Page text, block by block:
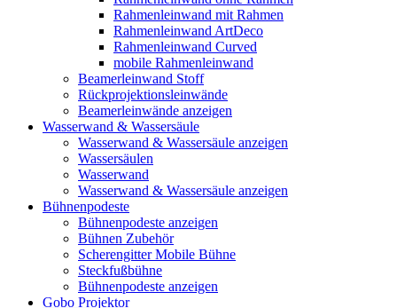
Rahmenleinwand mit Rahmen
Rahmenleinwand ArtDeco
Rahmenleinwand Curved
mobile Rahmenleinwand
Beamerleinwand Stoff
Rückprojektionsleinwände
Beamerleinwände anzeigen
Wasserwand & Wassersäule
Wasserwand & Wassersäule anzeigen
Wassersäulen
Wasserwand
Wasserwand & Wassersäule anzeigen
Bühnenpodeste
Bühnenpodeste anzeigen
Bühnen Zubehör
Scherengitter Mobile Bühne
Steckfußbühne
Bühnenpodeste anzeigen
Gobo Projektor